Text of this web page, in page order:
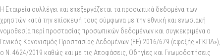
Η Εταιρεία συλλέγει και επεξεργάζεται τα προσωπικά δεδομένα των
χρηστών κατά την επίσκεψή τους σύμφωνα με την εθνική και ενωσιακή
νομοθεσία περί προστασίας προσωπικών δεδομένων και συγκεκριμένα ο
Γενικός Κανονισμός Προστασίας Δεδομένων (ΕΕ) 2016/679 (εφεξής «ΓΚΠΔ»),
ο Ν. 4624/2019 καθώς και με τις Αποφάσεις, Οδηγίες και Γνωμοδοτήσεις